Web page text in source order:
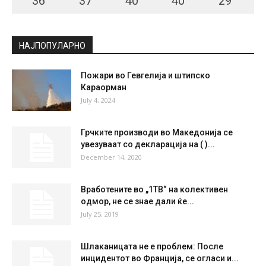
НАЈПОПУЛАРНО
Пожари во Гевгелија и штипско
Караорман
July 4, 2024
Грчките производи во Македонија се
увезуваат со декларација на ( )...
December 14, 2020
Вработените во „1ТВ“ на колективен
одмор, не се знае дали ќе...
July 25, 2019
Шлаканицата не е проблем: После
инцидентот во Франција, се огласи и...